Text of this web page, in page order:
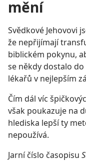
mění
Svědkové Jehovovi
že nepřijímají
biblickém pokynu,
se někdy dostalo
lékařů v nejlepším
Čím dál víc
však poukazuje na
hlediska lepší ty
nepoužívá.
Jarní číslo časopisu